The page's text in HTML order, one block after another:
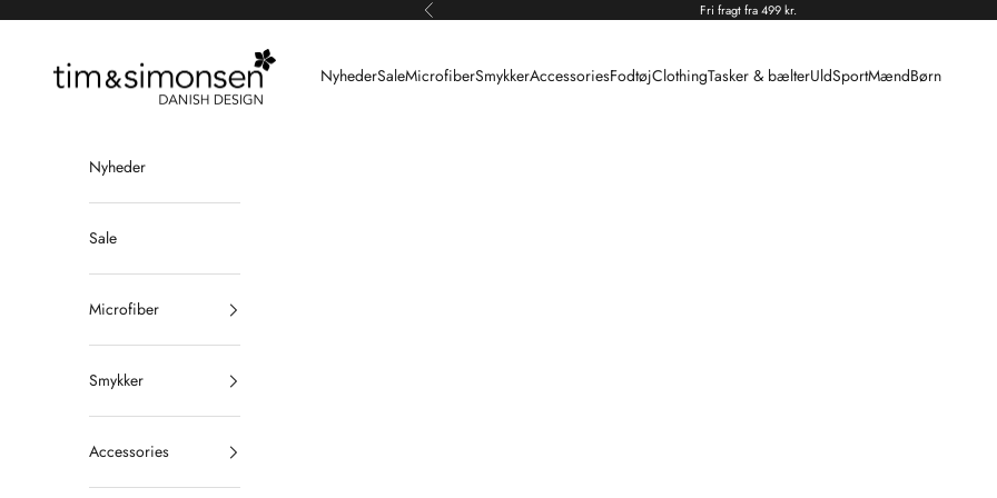
Forrige Fri fragt fra 499 kr.
Tim & Simonsen
NyhederSaleMicrofiberSmykkerAccessoriesFodtøjClothingTasker & bælterUldSportMændBørn
Nyheder
Sale
Microfiber
Smykker
Accessories